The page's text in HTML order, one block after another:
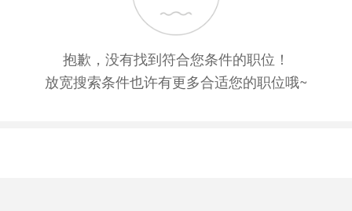
抱歉，没有找到符合您条件的职位！
放宽搜索条件也许有更多合适您的职位哦~